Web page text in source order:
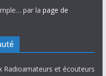
par la page de
Radioamateurs et écouteurs